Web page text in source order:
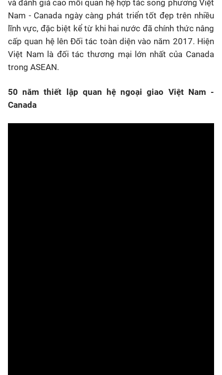
và đánh giá cao mối quan hệ hợp tác song phương Việt
Nam - Canada ngày càng phát triển tốt đẹp trên nhiều
lĩnh vực, đặc biệt kể từ khi hai nước đã chính thức nâng
cấp quan hệ lên Đối tác toàn diện vào năm 2017. Hiện
Việt Nam là đối tác thương mại lớn nhất của Canada
trong ASEAN.
50 năm thiết lập quan hệ ngoại giao Việt Nam -
Canada